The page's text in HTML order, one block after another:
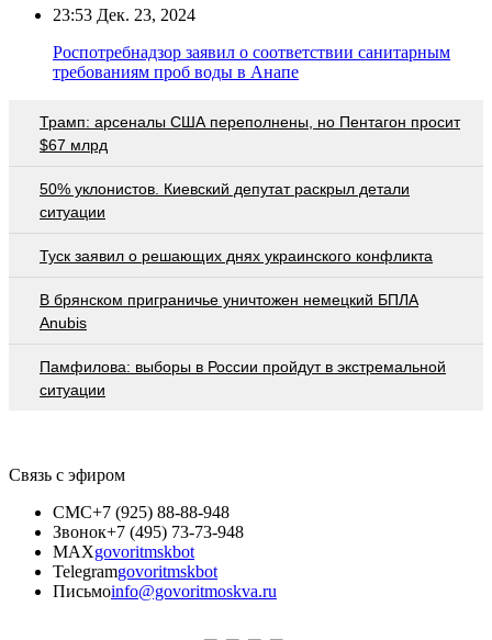
23:53 Дек. 23, 2024
Роспотребнадзор заявил о соответствии санитарным
требованиям проб воды в Анапе
Трамп: арсеналы США переполнены, но Пентагон просит
$67 млрд
50% уклонистов. Киевский депутат раскрыл детали
ситуации
Туск заявил о решающих днях украинского конфликта
В брянском приграничье уничтожен немецкий БПЛА
Anubis
Памфилова: выборы в России пройдут в экстремальной
ситуации
Связь с эфиром
СМС+7 (925) 88-88-948
Звонок+7 (495) 73-73-948
MAXgovoritmskbot
Telegramgovoritmskbot
Письмоinfo@govoritmoskva.ru